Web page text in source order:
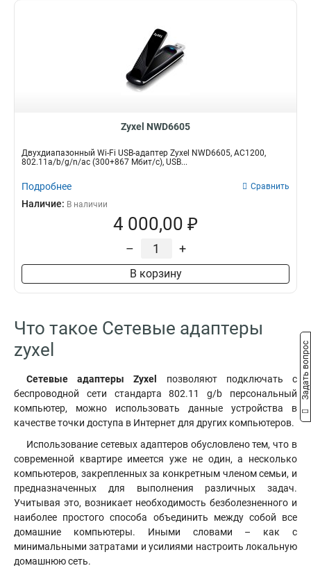
Zyxel NWD6605
Двухдиапазонный Wi-Fi USB-адаптер Zyxel NWD6605, AC1200,
802.11a/b/g/n/ac (300+867 Мбит/с), USB...
Подробнее Сравнить
Наличие: В наличии
4 000,00 ₽
– +
В корзину
Что такое Сетевые адаптеры
zyxel
Сетевые адаптеры Zyxel
позволяют подключать с
беспроводной сети стандарта 802.11 g/b персональный
компьютер, можно использовать данные устройства в
качестве точки доступа в Интернет для других компьютеров.
Использование сетевых адаптеров обусловлено тем, что в
современной квартире имеется уже не один, а несколько
компьютеров, закрепленных за конкретным членом семьи, и
предназначенных для выполнения различных задач.
Учитывая это, возникает необходимость безболезненного и
наиболее простого способа объединить между собой все
домашние компьютеры. Иными словами – как с
минимальными затратами и усилиями настроить локальную
домашнюю сеть.
Задать вопрос